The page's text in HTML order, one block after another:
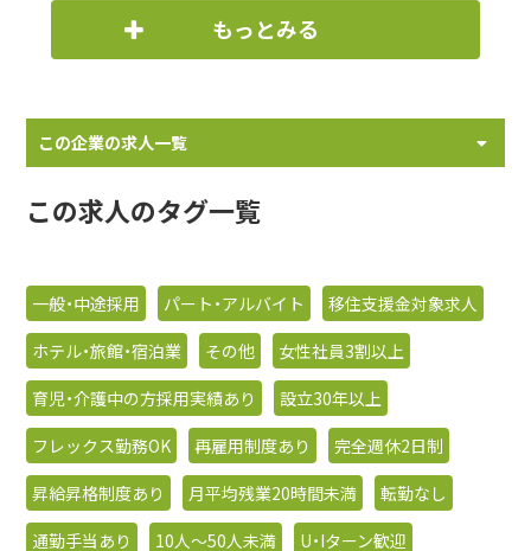
もっとみる
この企業の求人一覧
この求人のタグ一覧
一般・中途採用 パート・アルバイト
移住支援金対象求人
ホテル・旅館・宿泊業
その他
女性社員3割以上
育児・介護中の方採用実績あり
設立30年以上
フレックス勤務OK
再雇用制度あり
完全週休2日制
昇給昇格制度あり
月平均残業20時間未満
転勤なし
通勤手当あり
10人〜50人未満
U・Iターン歓迎